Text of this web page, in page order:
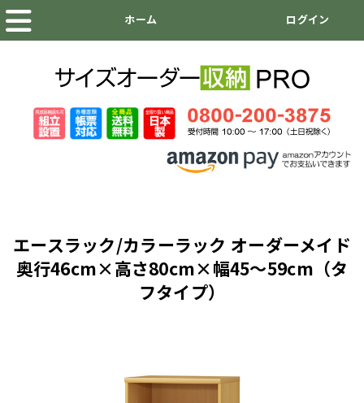
エースラック/カラーラック オーダーメイド
奥行46cm×高さ80cm×幅45～59cm（タ
フタイプ）